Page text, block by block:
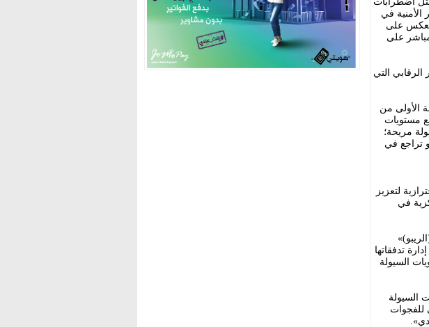
الأمنية في
على
مباشر على
التي
الأولى من
إلى نحو 2.5 في المائة، مع مستويات
«سيولة مريحة؛
تراجع في
لتعزيز
في
يمكّن البنوك من إدارة تدفقاتها
السيولة
السيولة
للفجوات